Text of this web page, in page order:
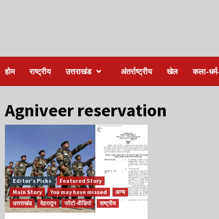
होम राष्ट्रीय उत्तराखंड अंतर्राष्ट्रीय खेल कला-
Agniveer reservation
Editor’s Picks
Featured Story
Main Story
You may have missed
अन्य
उत्तराखंड
देहरादून फोटो-वीडियो राष्ट्रीय